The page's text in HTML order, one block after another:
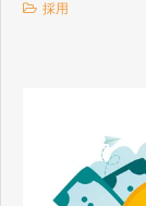
採用